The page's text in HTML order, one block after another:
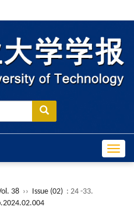
38 ›› Issue (02) : 24 -33.